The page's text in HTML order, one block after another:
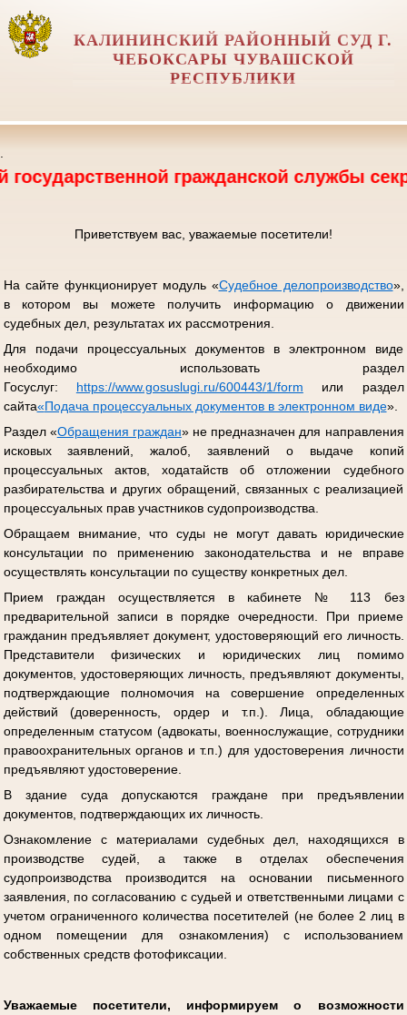
КАЛИНИНСКИЙ РАЙОННЫЙ СУД Г.
ЧЕБОКСАРЫ ЧУВАШСКОЙ
РЕСПУБЛИКИ
гражданской службы
Приветствуем вас, уважаемые посетители!
На сайте функционирует модуль «Судебное делопроизводство»,
в котором вы можете получить информацию о движении
судебных дел, результатах их рассмотрения.
Для подачи процессуальных документов в электронном виде
необходимо использовать раздел
Госуслуг: https://www.gosuslugi.ru/600443/1/form или раздел
сайта«Подача процессуальных документов в электронном виде».
Раздел «Обращения граждан» не предназначен для направления
исковых заявлений, жалоб, заявлений о выдаче копий
процессуальных актов, ходатайств об отложении судебного
разбирательства и других обращений, связанных с реализацией
процессуальных прав участников судопроизводства.
Обращаем внимание, что суды не могут давать юридические
консультации по применению законодательства и не вправе
осуществлять консультации по существу конкретных дел.
Прием граждан осуществляется в кабинете № 113 без
предварительной записи в порядке очередности. При приеме
гражданин предъявляет документ, удостоверяющий его личность.
Представители физических и юридических лиц помимо
документов, удостоверяющих личность, предъявляют документы,
подтверждающие полномочия на совершение определенных
действий (доверенность, ордер и т.п.). Лица, обладающие
определенным статусом (адвокаты, военнослужащие, сотрудники
правоохранительных органов и т.п.) для удостоверения личности
предъявляют удостоверение.
В здание суда допускаются граждане при предъявлении
документов, подтверждающих их личность.
Ознакомление с материалами судебных дел, находящихся в
производстве судей, а также в отделах обеспечения
судопроизводства производится на основании письменного
заявления, по согласованию с судьей и ответственными лицами с
учетом ограниченного количества посетителей (не более 2 лиц в
одном помещении для ознакомления) с использованием
собственных средств фотофиксации.
Уважаемые посетители, информируем о возможности